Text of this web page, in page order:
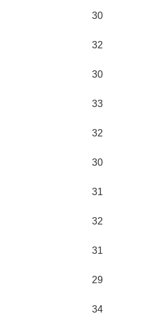
30
32
30
33
32
30
31
32
31
29
34